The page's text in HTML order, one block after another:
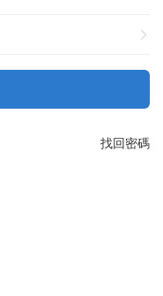
找回密碼